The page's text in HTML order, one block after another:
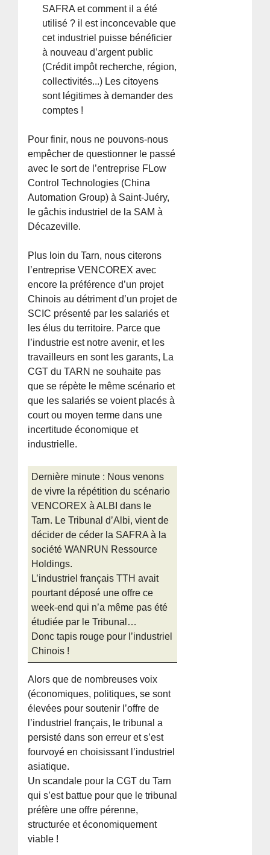
SAFRA et comment il a été
utilisé ? il est inconcevable que
cet industriel puisse bénéficier
à nouveau d’argent public
(Crédit impôt recherche, région,
collectivités...) Les citoyens
sont légitimes à demander des
comptes !
Pour finir, nous ne pouvons-nous
empêcher de questionner le passé
avec le sort de l’entreprise FLow
Control Technologies (China
Automation Group) à Saint-Juéry,
le gâchis industriel de la SAM à
Décazeville.
Plus loin du Tarn, nous citerons
l’entreprise VENCOREX avec
encore la préférence d’un projet
Chinois au détriment d’un projet de
SCIC présenté par les salariés et
les élus du territoire. Parce que
l’industrie est notre avenir, et les
travailleurs en sont les garants, La
CGT du TARN ne souhaite pas
que se répète le même scénario et
que les salariés se voient placés à
court ou moyen terme dans une
incertitude économique et
industrielle.
Dernière minute : Nous venons
de vivre la répétition du scénario
VENCOREX à ALBI dans le
Tarn. Le Tribunal d’Albi, vient de
décider de céder la SAFRA à la
société WANRUN Ressource
Holdings.
L’industriel français TTH avait
pourtant déposé une offre ce
week-end qui n’a même pas été
étudiée par le Tribunal…
Donc tapis rouge pour l’industriel
Chinois !
Alors que de nombreuses voix
(économiques, politiques, se sont
élevées pour soutenir l’offre de
l’industriel français, le tribunal a
persisté dans son erreur et s’est
fourvoyé en choisissant l’industriel
asiatique.
Un scandale pour la CGT du Tarn
qui s’est battue pour que le tribunal
préfère une offre pérenne,
structurée et économiquement
viable !